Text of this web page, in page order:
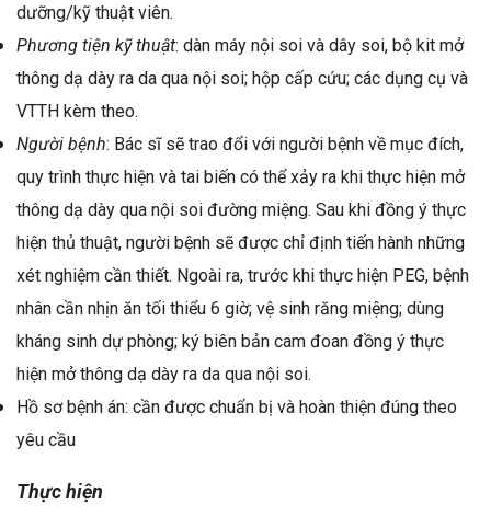
dưỡng/kỹ thuật viên.
Phương tiện kỹ thuật: dàn máy nội soi và dây soi, bộ kit mở
thông dạ dày ra da qua nội soi; hộp cấp cứu; các dụng cụ và
VTTH kèm theo.
Người bệnh: Bác sĩ sẽ trao đổi với người bệnh về mục đích,
quy trình thực hiện và tai biến có thể xảy ra khi thực hiện mở
thông dạ dày qua nội soi đường miệng. Sau khi đồng ý thực
hiện thủ thuật, người bệnh sẽ được chỉ định tiến hành những
xét nghiệm cần thiết. Ngoài ra, trước khi thực hiện PEG, bệnh
nhân cần nhịn ăn tối thiểu 6 giờ; vệ sinh răng miệng; dùng
kháng sinh dự phòng; ký biên bản cam đoan đồng ý thực
hiện mở thông dạ dày ra da qua nội soi.
Hồ sơ bệnh án: cần được chuẩn bị và hoàn thiện đúng theo
yêu cầu
Thực hiện